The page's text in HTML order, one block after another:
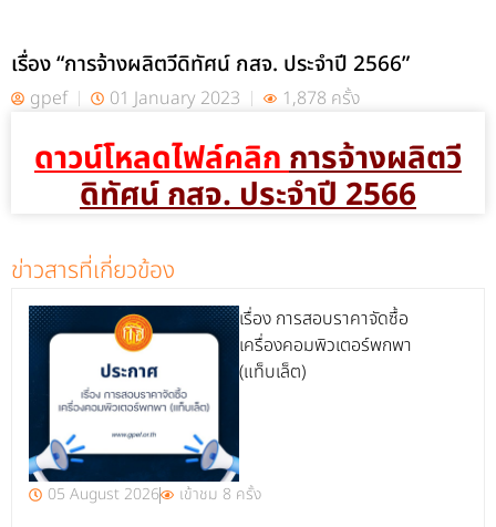
เรื่อง “การจ้างผลิตวีดิทัศน์ กสจ. ประจำปี 2566”
gpef 01 January 2023 1,878 ครั้ง
ดาวน์โหลดไฟล์คลิกการจ้างผลิตวี
ดิทัศน์ กสจ. ประจำปี 2566
ข่าวสารที่เกี่ยวข้อง
เรื่อง การสอบราคาจัดซื้อ
เครื่องคอมพิวเตอร์พกพา
(แท็บเล็ต)
05 August 2026 เข้าชม 8 ครั้ง